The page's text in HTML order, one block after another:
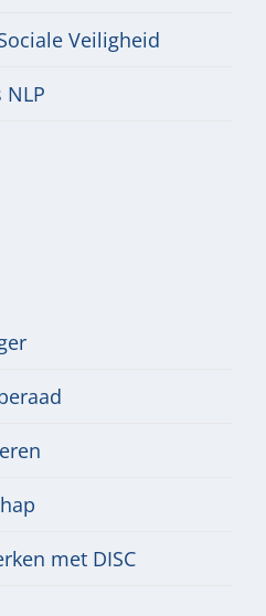
Veiligheid
met DISC